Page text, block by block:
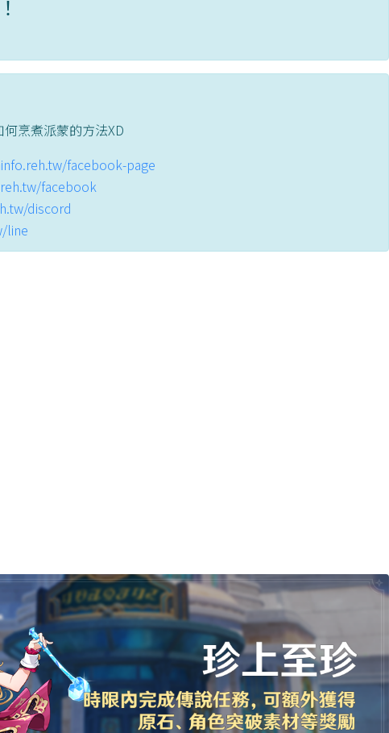
烹煮派蒙的方法XD
facebook-page
facebook
discord
line